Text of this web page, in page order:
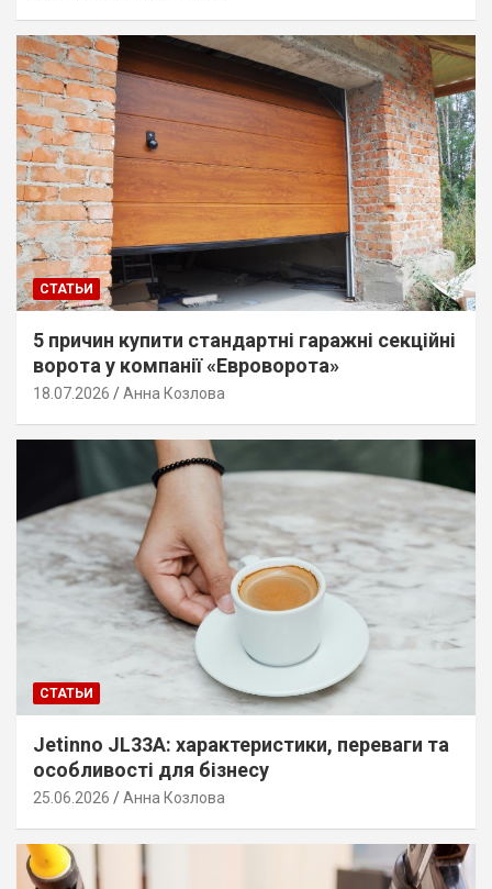
СТАТЬИ
5 причин купити стандартні гаражні секційні
ворота у компанії «Евроворота»
18.07.2026 Анна Козлова
СТАТЬИ
Jetinno JL33A: характеристики, переваги та
особливості для бізнесу
25.06.2026 Анна Козлова